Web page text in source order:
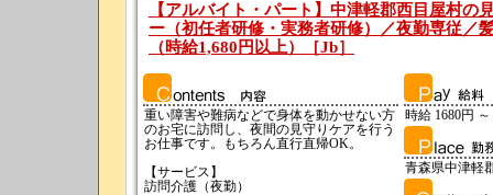
【アルバイト・パート】中津軽郡西目屋村の
ー（初任者研修・実務者研修）／夜勤専従／
（時給1,680円以上）［Jb］
重い障害や難病などで身体を動かせない方
のお宅に訪問し、夜間の見守りケアを行う
お仕事です。もちろん直行直帰OK。
【サービス】
訪問介護（夜勤）
時給 1680円
青森県中津軽